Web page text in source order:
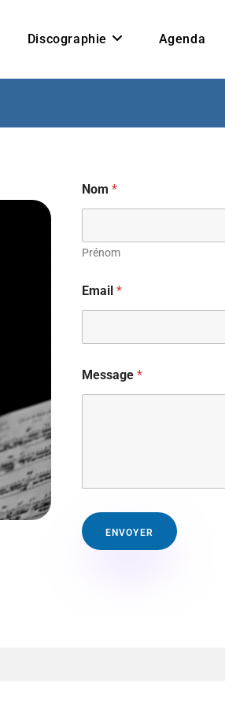
Discographie Agenda
Nom *
Prénom
Email *
Message *
ENVOYER